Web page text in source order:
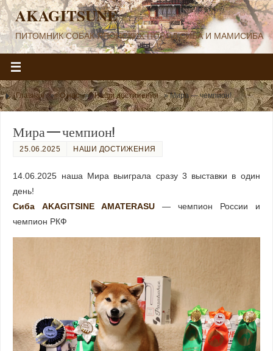
AKAGITSUNE
ПИТОМНИК СОБАК ЯПОНСКИХ ПОРОД СИБА И МАМИСИБА
Главная » О нас » Наши достижения »Мира — чемпион!
Мира — чемпион!
25.06.2025 НАШИ ДОСТИЖЕНИЯ
14.06.2025 наша Мира выиграла сразу 3 выставки в один
день!
Сиба AKAGITSINE AMATERASU — чемпион России и
чемпион РКФ